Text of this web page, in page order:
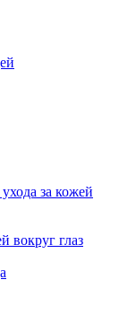
за кожей
вокруг глаз